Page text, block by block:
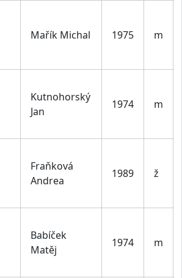
Mařík Michal 1975 m
Kutnohorský
Jan
1974 m
Fraňková
Andrea
1989 ž
Babíček
Matěj
1974 m